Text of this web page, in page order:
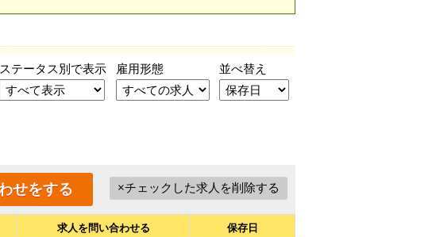
ステータス別で表示 雇用形態 並べ替え
求人を問い合わせる 保存日